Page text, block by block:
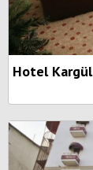
Hotel Kargül